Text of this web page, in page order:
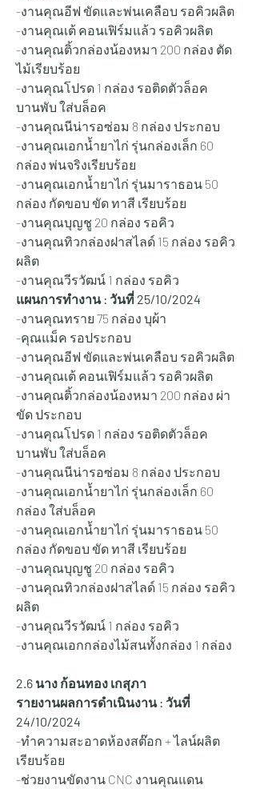
-งานคุณอีฟ ขัดและพ่นเคลือบ รอคิวผลิต
-งานคุณเต้ คอนเฟิร์มแล้ว รอคิวผลิต
-งานคุณติ้วกล่องน้องหมา 200 กล่อง ตัด
ไม้เรียบร้อย
-งานคุณโปรด 1 กล่อง รอติดตัวล็อค
บานพับ ใส่บล็อค
-งานคุณนีน่ารอซ่อม 8 กล่อง ประกอบ
-งานคุณเอกน้ำยาไก่ รุ่นกล่องเล็ก 60
กล่อง พ่นจริงเรียบร้อย
-งานคุณเอกน้ำยาไก่ รุ่นมาราธอน 50
กล่อง กัดขอบ ขัด ทาสี เรียบร้อย
-งานคุณบุญชู 20 กล่อง รอคิว
-งานคุณทิวกล่องฝาสไลด์ 15 กล่อง รอคิว
ผลิต
-งานคุณวีรวัฒน์ 1 กล่อง รอคิว
แผนการทำงาน : วันที่ 25/10/2024
-งานคุณทราย 75 กล่อง บุผ้า
-คุณแม็ค รอประกอบ
-งานคุณอีฟ ขัดและพ่นเคลือบ รอคิวผลิต
-งานคุณเต้ คอนเฟิร์มแล้ว รอคิวผลิต
-งานคุณติ้วกล่องน้องหมา 200 กล่อง ผ่า
ขัด ประกอบ
-งานคุณโปรด 1 กล่อง รอติดตัวล็อค
บานพับ ใส่บล็อค
-งานคุณนีน่ารอซ่อม 8 กล่อง ประกอบ
-งานคุณเอกน้ำยาไก่ รุ่นกล่องเล็ก 60
กล่อง ใส่บล็อค
-งานคุณเอกน้ำยาไก่ รุ่นมาราธอน 50
กล่อง กัดขอบ ขัด ทาสี เรียบร้อย
-งานคุณบุญชู 20 กล่อง รอคิว
-งานคุณทิวกล่องฝาสไลด์ 15 กล่อง รอคิว
ผลิต
-งานคุณวีรวัฒน์ 1 กล่อง รอคิว
-งานคุณเอกกล่องไม้สนทั้งกล่อง 1 กล่อง
2.6 นาง ก้อนทอง เกสุภา
รายงานผลการดำเนินงาน : วันที่
24/10/2024
-ทำความสะอาดห้องสต๊อก + ไลน์ผลิต
เรียบร้อย
-ช่วยงานขัดงาน CNC งานคุณแดน